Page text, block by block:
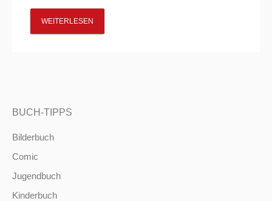
WEITERLESEN
BUCH-TIPPS
Bilderbuch
Comic
Jugendbuch
Kinderbuch